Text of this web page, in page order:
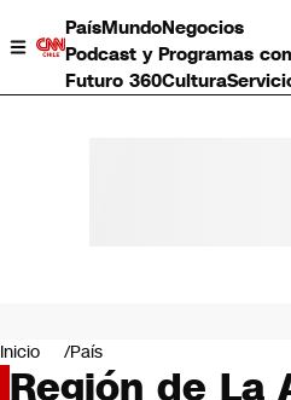
PaísMundoNegocios
Podcast y Programas
Futuro 360Cultura
Negocios
Deportes
Inicio País
Región de La